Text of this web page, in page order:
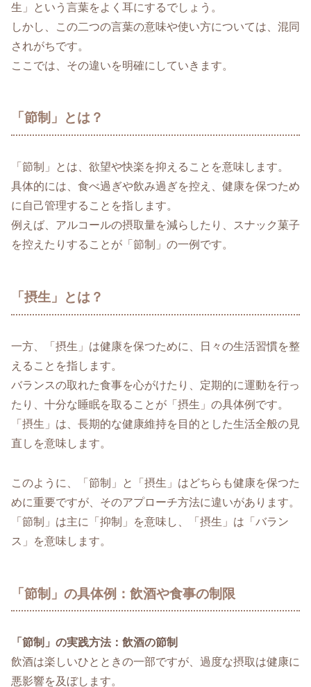
生」という言葉をよく耳にするでしょう。
しかし、この二つの言葉の意味や使い方については、混同
されがちです。
ここでは、その違いを明確にしていきます。
「節制」とは？
「節制」とは、欲望や快楽を抑えることを意味します。
具体的には、食べ過ぎや飲み過ぎを控え、健康を保つため
に自己管理することを指します。
例えば、アルコールの摂取量を減らしたり、スナック菓子
を控えたりすることが「節制」の一例です。
「摂生」とは？
一方、「摂生」は健康を保つために、日々の生活習慣を整
えることを指します。
バランスの取れた食事を心がけたり、定期的に運動を行っ
たり、十分な睡眠を取ることが「摂生」の具体例です。
「摂生」は、長期的な健康維持を目的とした生活全般の見
直しを意味します。
このように、「節制」と「摂生」はどちらも健康を保つた
めに重要ですが、そのアプローチ方法に違いがあります。
「節制」は主に「抑制」を意味し、「摂生」は「バラン
ス」を意味します。
「節制」の具体例：飲酒や食事の制限
「節制」の実践方法：飲酒の節制
飲酒は楽しいひとときの一部ですが、過度な摂取は健康に
悪影響を及ぼします。